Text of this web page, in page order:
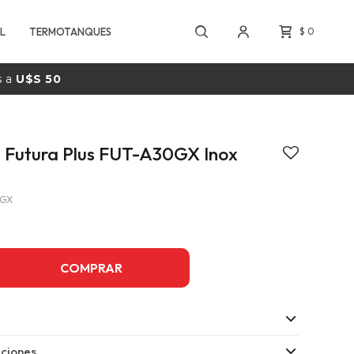
TERMOTANQUES $ 0
a U$S 50
Plus FUT-A30GX Inox
COMPRAR